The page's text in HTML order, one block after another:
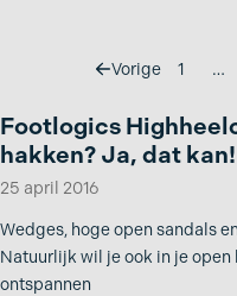
Vorige 1 …
Footlogics
hakken? Ja, dat kan!
25 april 2016
Wedges, hoge open sandals
Natuurlijk wil je ook in je
ontspannen